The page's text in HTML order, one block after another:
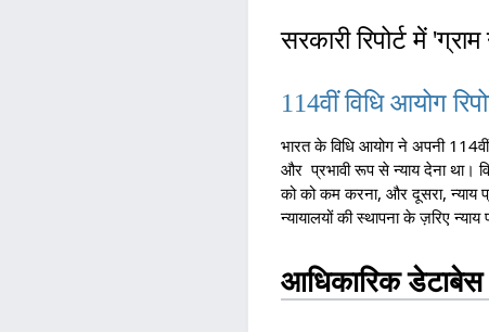
सरकारी रिपोर्ट में
114वीं विधि आयोग
भारत के विधि आयोग ने अपनी 114वीं
और प्रभावी रूप से न्याय देना था।
को को कम करना, और दूसरा, न्याय
न्यायालयों की स्थापना के ज़रिए
आधिकारिक डेटाबेस